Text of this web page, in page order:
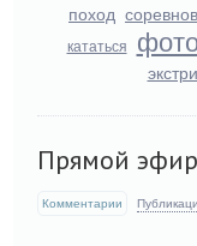
поход
кататься
Прямой эфир
Комментарии